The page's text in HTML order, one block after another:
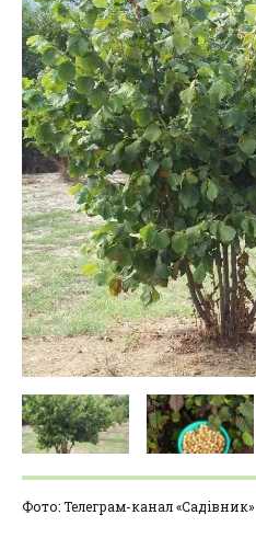
Фото: Телеграм-канал «Садівник»